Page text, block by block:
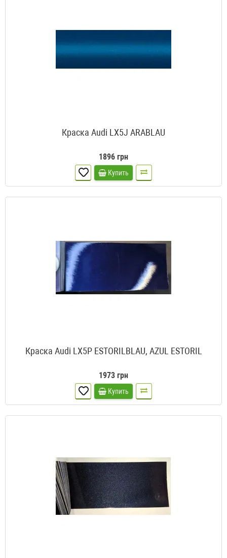
Краска Audi LX5J ARABLAU
1896 грн
Купить
Краска Audi LX5P ESTORILBLAU, AZUL ESTORIL
1973 грн
Купить